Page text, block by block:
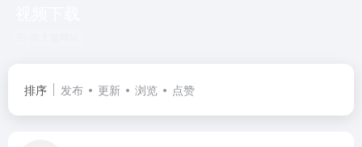
排序 发布 更新 浏览 点赞